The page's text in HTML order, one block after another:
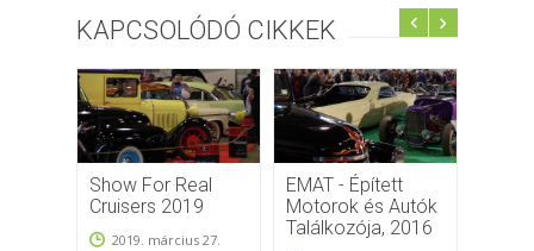
KAPCSOLÓDÓ CIKKEK
Show For Real
Cruisers 2019
2019. március 27.
EMAT - Épített
Motorok és Autók
Találkozója, 2016